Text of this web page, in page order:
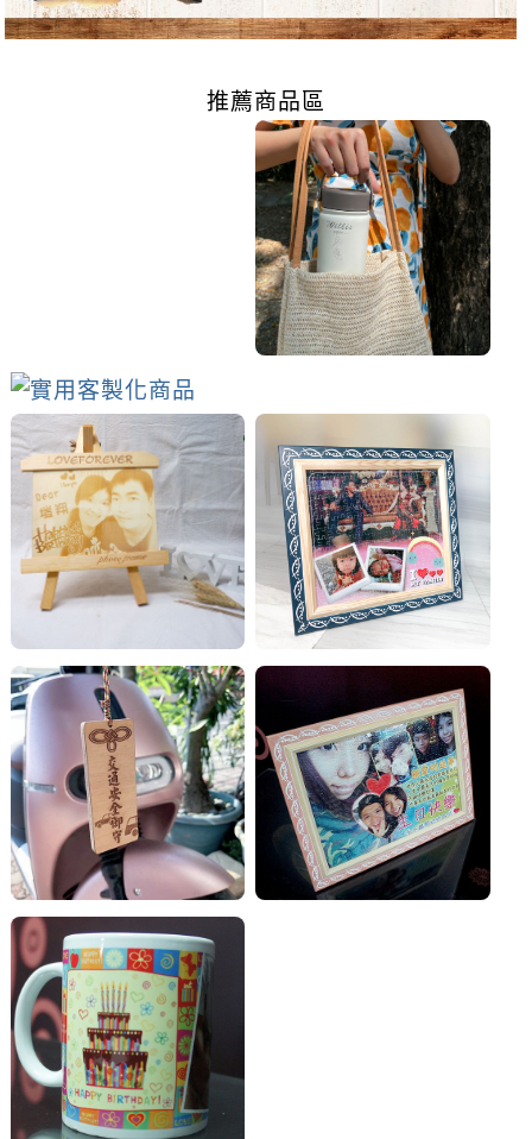
推薦商品區